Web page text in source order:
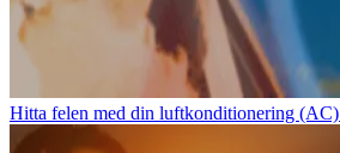
Hitta felen med din luftkonditionering (AC)